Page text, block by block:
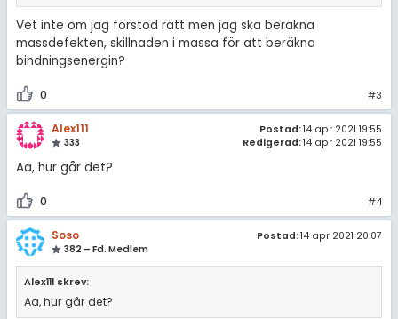
Vet inte om jag förstod rätt men jag ska beräkna
massdefekten, skillnaden i massa för att beräkna
bindningsenergin?
0 #3
Alex111
333
Postad:14 apr 2021 19:55
Redigerad:14 apr 2021 19:55
Aa, hur går det?
0 #4
Soso
382 – Fd. Medlem
Postad:14 apr 2021 20:07
Alex111 skrev:
Aa, hur går det?